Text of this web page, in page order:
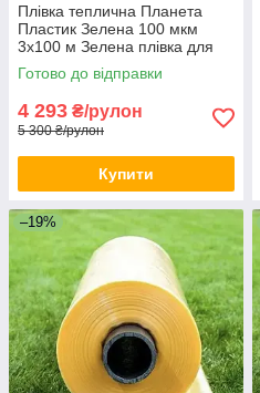
Плівка теплична Планета
Пластик Зелена 100 мкм
3х100 м Зелена плівка для
теплиць
Готово до відправки
4 293 ₴/рулон
5 300 ₴/рулон
Купити
–19%